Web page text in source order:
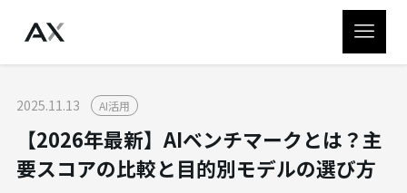
2025.11.13 AI活用
【2026年最新】AIベンチマークとは？主
要スコアの比較と目的別モデルの選び方